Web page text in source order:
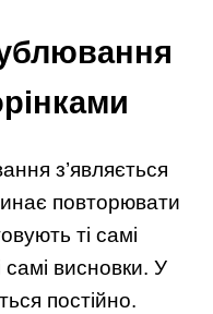
з’являється
повторювати
ті самі
самі висновки. У
постійно.